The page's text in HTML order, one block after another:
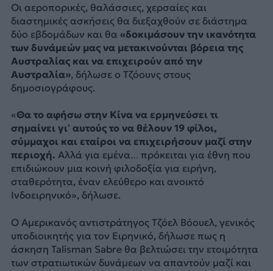
Οι αεροπορικές, θαλάσσιες, χερσαίες και
διαστημικές ασκήσεις θα διεξαχθούν σε διάστημα
δύο εβδομάδων και θα «δοκιμάσουν την ικανότητα
των δυνάμεών μας να μετακινούνται βόρεια της
Αυστραλίας και να επιχειρούν από την
Αυστραλία», δήλωσε ο Τζόουνς στους
δημοσιογράφους.
«Θα το αφήσω στην Κίνα να ερμηνεύσει τι
σημαίνει γι’ αυτούς το να θέλουν 19 φίλοι,
σύμμαχοι και εταίροι να επιχειρήσουν μαζί στην
περιοχή. Αλλά για εμένα… πρόκειται για έθνη που
επιδιώκουν μια κοινή φιλοδοξία για ειρήνη,
σταθερότητα, έναν ελεύθερο και ανοικτό
Ινδοειρηνικό», δήλωσε.
Ο Αμερικανός αντιστράτηγος Τζόελ Βόουελ, γενικός
υποδιοικητής για τον Ειρηνικό, δήλωσε πως η
άσκηση Talisman Sabre θα βελτιώσει την ετοιμότητα
των στρατιωτικών δυνάμεων να απαντούν μαζί και